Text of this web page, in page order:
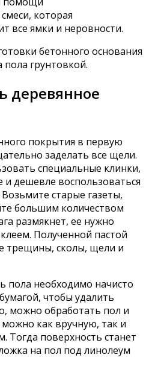
которая
все ямки и неровности.
бетонного основания
грунтовкой.
деревянное
покрытия в первую
заделать все щели.
специальные клинки,
и дешевле воспользоваться
старые газеты,
большим количеством
размякнет, ее нужно
Полученной пастой
трещины, сколы, щели и
пола необходимо начисто
чтобы удалить
можно обработать пол и
как вручную, так и
Тогда поверхность станет
на пол под линолеум